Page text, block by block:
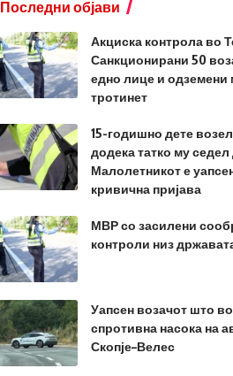
Последни објави
Акциска контрола во
Санкционирани 50
едно лице и одземени
тротинет
15-годишно дете
додека татко му седел
Малолетникот е
кривична пријава
МВР со засилени
контроли низ
Уапсен возачот што
спротивна насока на
Скопје–Велес